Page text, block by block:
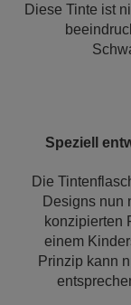
Diese Tinte ist
Speziell
Die
Designs nun
konzipierten
einem
Prinzip kann